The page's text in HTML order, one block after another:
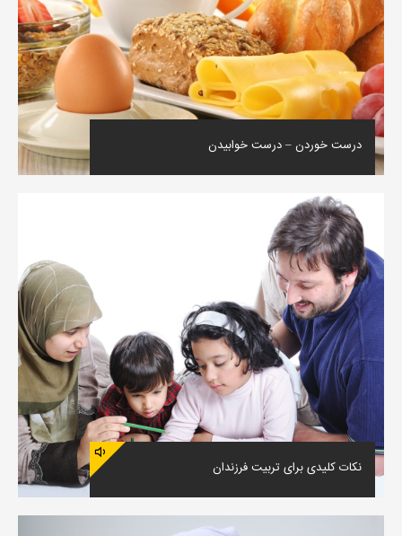
درست خوردن – درست خوابیدن
نکات کلیدی برای تربیت فرزندان